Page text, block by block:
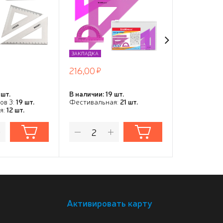
в ПВХ
3: 19 шт.
12 шт.
розовый, в zip-пакете
ЗАКЛАДКА
216,00
В наличии: 19 шт.
Фестивальная: 21 шт.
Активировать карту